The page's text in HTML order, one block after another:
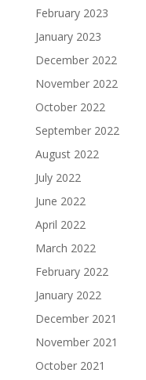
February 2023
January 2023
December 2022
November 2022
October 2022
September 2022
August 2022
July 2022
June 2022
April 2022
March 2022
February 2022
January 2022
December 2021
November 2021
October 2021